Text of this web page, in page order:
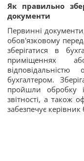
Як правильно
документи
Первинні
обов'язковому
зберігатися в
приміщеннях
бухгалтером.
пройшли обробку
звітності, а також
забезпечує керівник